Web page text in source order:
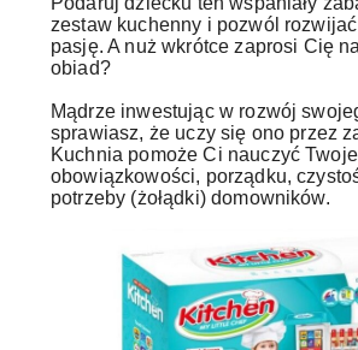
zestaw kuchenny i pozwól
pasję. A nuż wkrótce zaprosi Cię
obiad?
Mądrze inwestując w rozwój
sprawiasz, że uczy się ono przez
Kuchnia pomoże Ci nauczyć
obowiązkowości, porządku,
potrzeby (żołądki) domowników.